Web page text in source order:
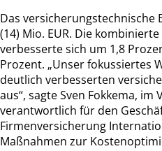
Das versicherungstechnische
(14) Mio. EUR. Die
verbesserte sich um 1,8
Prozent. „Unser fokussiertes
deutlich verbesserten
aus“, sagte Sven Fokkema, im
verantwortlich für den
Firmenversicherung
Maßnahmen zur